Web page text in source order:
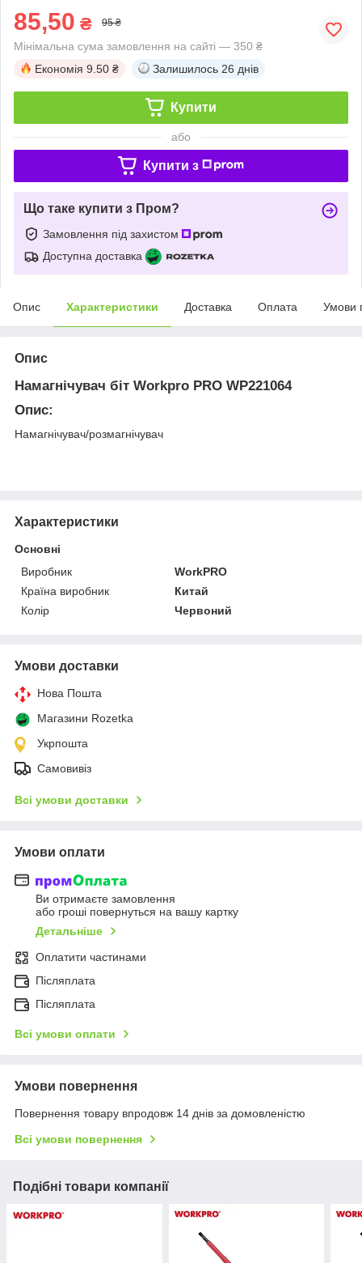
85,50 ₴ 95 ₴
Мінімальна сума замовлення на сайті — 350 ₴
Економія 9.50 ₴ Залишилось 26 днів
Купити
або
Купити з
Що таке купити з Пром?
Замовлення під захистом
Доступна доставка
Опис Характеристики Доставка Оплата Умови
Опис
Намагнічувач біт Workpro PRO WP221064
Опис:
Намагнічувач/розмагнічувач
Характеристики
Основні
Виробник
WorkPRO
Країна виробник
Китай
Колір
Червоний
Умови доставки
Нова Пошта
Магазини Rozetka
Укрпошта
Самовивіз
Всі умови доставки
Умови оплати
Ви отримаєте замовлення
або гроші повернуться на вашу картку
Детальніше
Оплатити частинами
Післяплата
Післяплата
Всі умови оплати
Умови повернення
Повернення товару впродовж 14 днів за домовленістю
Всі умови повернення
Подібні товари компанії